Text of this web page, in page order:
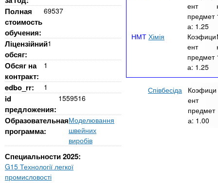
Полная
стоимость
обучения:
69537
Ліцензійний
обсяг:
1
Обсяг на
контракт:
1
edbo_rr: 1
id
предложения:
1559516
Образовательная
программа:
Моделювання
швейних
виробів
ент
предмет
а: 1.25
Хімія
Коэфици
ент
предмет
а: 1.25
Співбесіда
Коэфици
ент
предмет
а: 1.00
Специальности 2025:
G15 Технології легкої
промисловості